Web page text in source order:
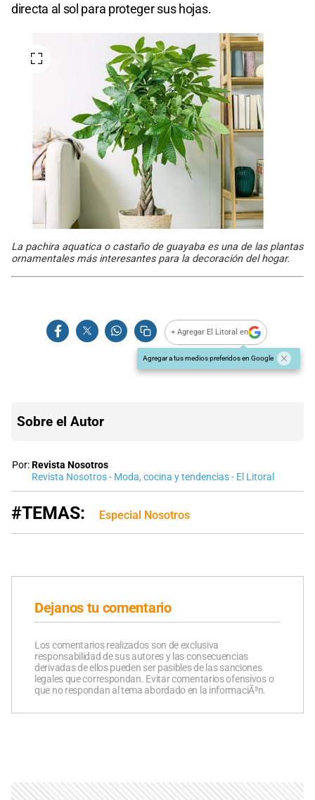
directa al sol para proteger sus hojas.
La pachira aquatica o castaño de guayaba es una de las plantas
ornamentales más interesantes para la decoración del hogar.
+ Agregar El Litoral en
Agregar a tus medios preferidos en Google
Sobre el Autor
Por:Revista Nosotros
Revista Nosotros - Moda, cocina y tendencias - El Litoral
#TEMAS: Especial Nosotros
Dejanos tu comentario
Los comentarios realizados son de exclusiva
responsabilidad de sus autores y las consecuencias
derivadas de ellos pueden ser pasibles de las sanciones
legales que correspondan. Evitar comentarios ofensivos o
que no respondan al tema abordado en la informaciÃ³n.